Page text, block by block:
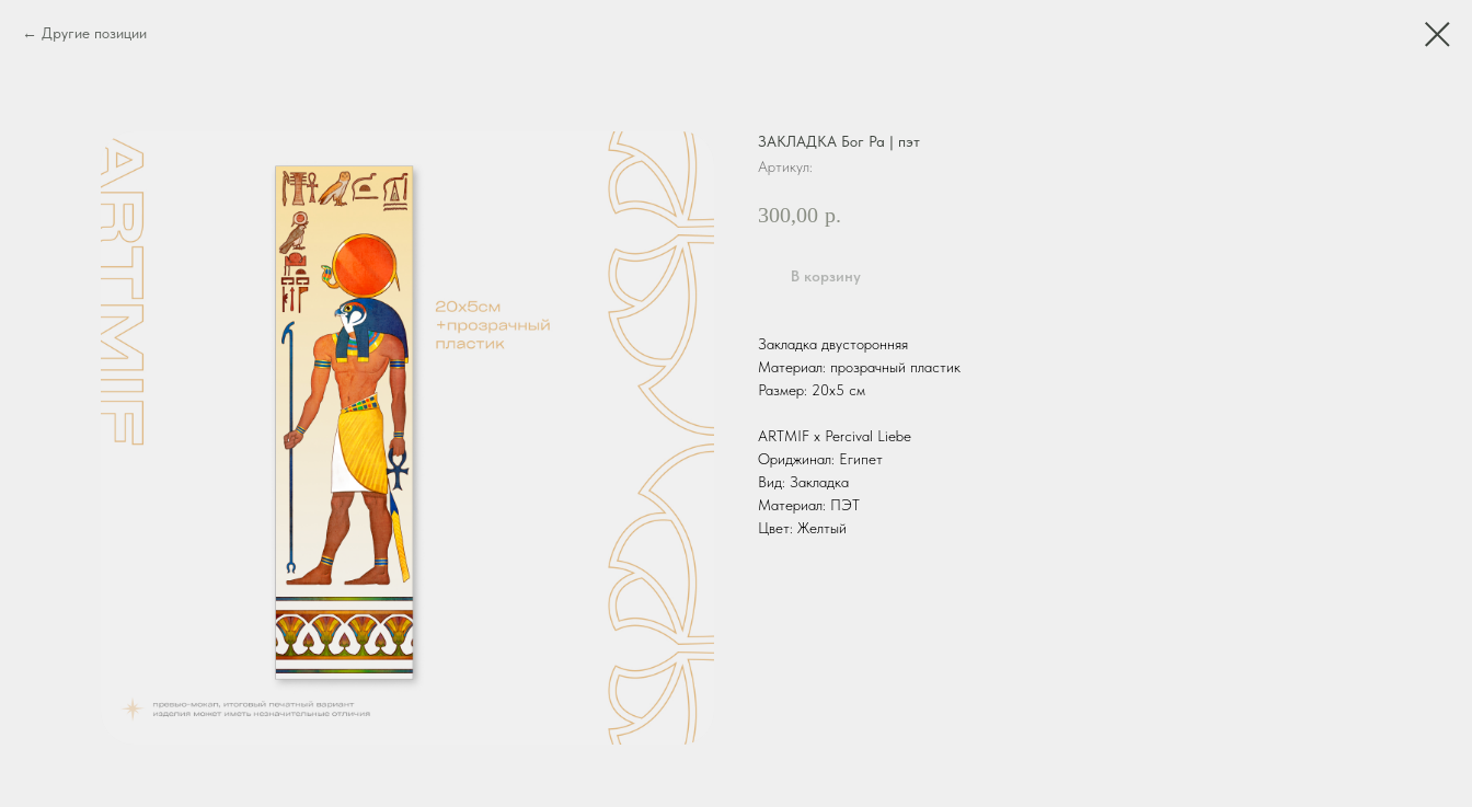
Другие позиции
ЗАКЛАДКА Бог Ра | пэт
Артикул:
300,00 р.
В корзину
Закладка двусторонняя
Материал: прозрачный пластик
Размер: 20х5 см
ARTMIF х Percival Liebe
Ориджинал: Египет
Вид: Закладка
Материал: ПЭТ
Цвет: Желтый